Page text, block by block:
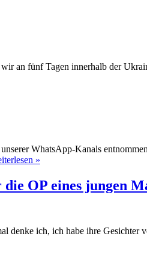
an fünf Tagen innerhalb der
WhatsApp-Kanals
»
2025
OP eines jungen
denke ich, ich habe ihre